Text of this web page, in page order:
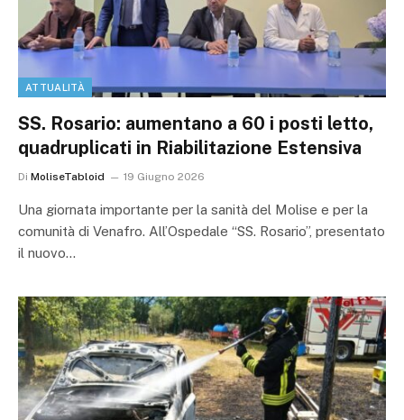
ATTUALITÀ
SS. Rosario: aumentano a 60 i posti letto,
quadruplicati in Riabilitazione Estensiva
Di MoliseTabloid 19 Giugno 2026
Una giornata importante per la sanità del Molise e per la
comunità di Venafro. All’Ospedale “SS. Rosario”, presentato
il nuovo…